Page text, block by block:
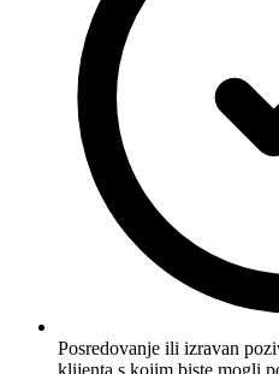
Posredovanje ili izravan
klijenta s kojim biste mogli